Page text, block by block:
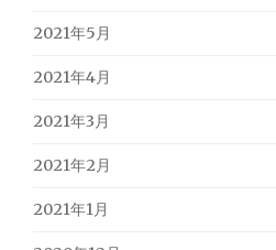
2021年5月
2021年4月
2021年3月
2021年2月
2021年1月